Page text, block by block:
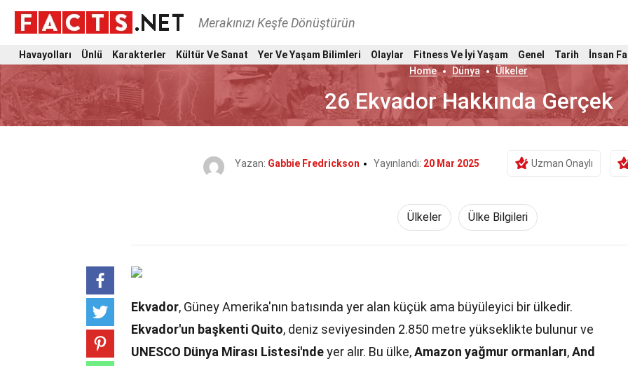
Merakınızı Keşfe Dönüştürün
Havayolları Ünlü Karakterler Kültür Ve Sanat Yer Ve Yaşam Bilimleri Olaylar Fitness Ve İyi Yaşam Genel Tarih İnsan
Home
Dünya Ülkeler
26 Ekvador Hakkında Gerçek
Yazan: Gabbie Fredrickson Yayınlandı: 20 Mar 2025 Uzman Onaylı
Ülkeler Ülke Bilgileri
Ekvador, Güney Amerika'nın batısında yer alan küçük ama büyüleyici bir ülkedir.
Ekvador'un başkenti Quito, deniz seviyesinden 2.850 metre yükseklikte bulunur ve
UNESCO Dünya Mirası Listesi'ndeyer alır. Bu ülke,Amazon yağmur ormanları,And